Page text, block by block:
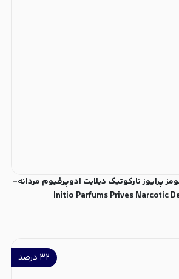
پرایوز نارکوتیک دیلایت ادوپرفیوم مردانه-
۳۲ درصد